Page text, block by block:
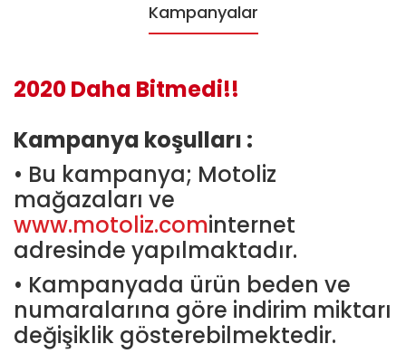
Kampanyalar
2020 Daha Bitmedi!!
Kampanya koşulları :
• Bu kampanya; Motoliz
mağazaları ve
www.motoliz.cominternet
adresinde yapılmaktadır.
• Kampanyada ürün beden ve
numaralarına göre indirim miktarı
değişiklik gösterebilmektedir.